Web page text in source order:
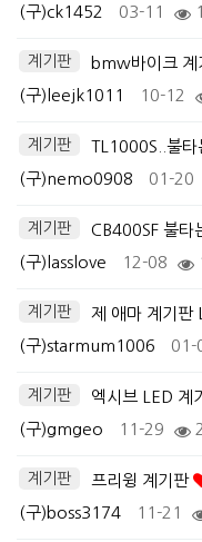
(구)ck1452
03-11
계기판 bmw바이크 계
(구)leejk1011
10-12
계기판
TL1000S..불타
(구)nemo0908
01-20
계기판 CB400SF 불타
(구)lasslove
12-08
계기판 제 애마 계기판
(구)starmum1006
01-
계기판 엑시브 LED 계
(구)gmgeo
11-29
계기판 프리윙 계기판
(구)boss3174
11-21